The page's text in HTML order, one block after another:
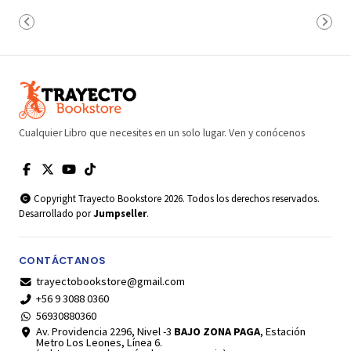
Cualquier Libro que necesites en un solo lugar. Ven y conócenos
Copyright Trayecto Bookstore 2026. Todos los derechos reservados.
Desarrollado porJumpseller.
CONTÁCTANOS
trayectobookstore@gmail.com
+56 9 3088 0360
56930880360
Av. Providencia 2296, Nivel -3 BAJO ZONA PAGA, Estación
Metro Los Leones, Línea 6.